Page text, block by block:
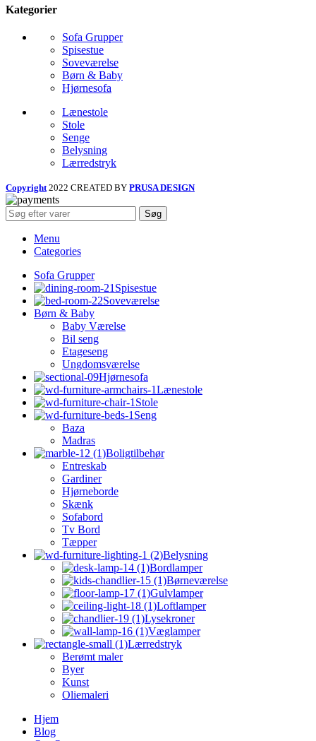
Kategorier
Sofa Grupper
Spisestue
Soveværelse
Børn & Baby
Hjørnesofa
Lænestole
Stole
Senge
Belysning
Lærredstryk
Copyright 2022 CREATED BY PRUSA DESIGN
Søg
Menu
Categories
Sofa Grupper
Spisestue
Soveværelse
Børn & Baby
Baby Værelse
Bil seng
Etageseng
Ungdomsværelse
Hjørnesofa
Lænestole
Stole
Seng
Baza
Madras
Boligtilbehør
Entreskab
Gardiner
Hjørneborde
Skænk
Sofabord
Tv Bord
Tæpper
Belysning
Bordlamper
Børneværelse
Gulvlamper
Loftlamper
Lysekroner
Væglamper
Lærredstryk
Berømt maler
Byer
Kunst
Oliemaleri
Hjem
Blog